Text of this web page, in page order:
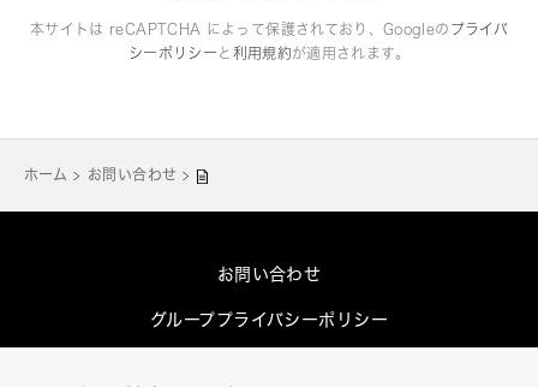
本サイトは reCAPTCHA によって保護されており、Googleの プライバ
シーポリシー と 利用規約が適用されます。
ホーム お問い合わせ
お問い合わせ
グループプライバシーポリシー